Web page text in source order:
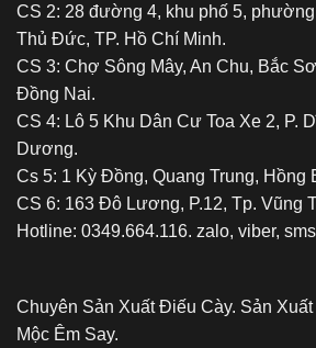
CS 2: 28 đường 4, khu phố 5,
Thủ Đức, TP. Hồ Chí Minh.
CS 3: Chợ Sông Mây, An Chu, Bắc
Đồng Nai.
CS 4: Lô 5 Khu Dân Cư Toa Xe 2, P.
Dương.
Cs 5: 1 Kỳ Đồng, Quang Trung, Hồng
CS 6: 163 Đô Lương, P.12, Tp. Vũng
Hotline: 0349.664.116. zalo, viber,
Chuyên Sản Xuất Điếu Cày. Sản
Mộc Êm Say.